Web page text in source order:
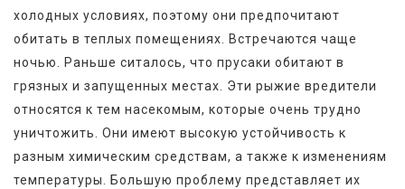
холодных условиях, поэтому они предпочитают
обитать в теплых помещениях. Встречаются чаще
ночью. Раньше ситалось, что прусаки обитают в
грязных и запущенных местах. Эти рыжие вредители
относятся к тем насекомым, которые очень трудно
уничтожить. Они имеют высокую устойчивость к
разным химическим средствам, а также к изменениям
температуры. Большую проблему представляет их